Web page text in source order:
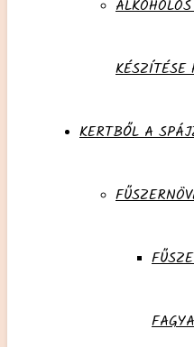
KÉSZÍTÉSE
KERTBŐL A